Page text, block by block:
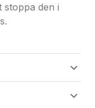
stoppa den i